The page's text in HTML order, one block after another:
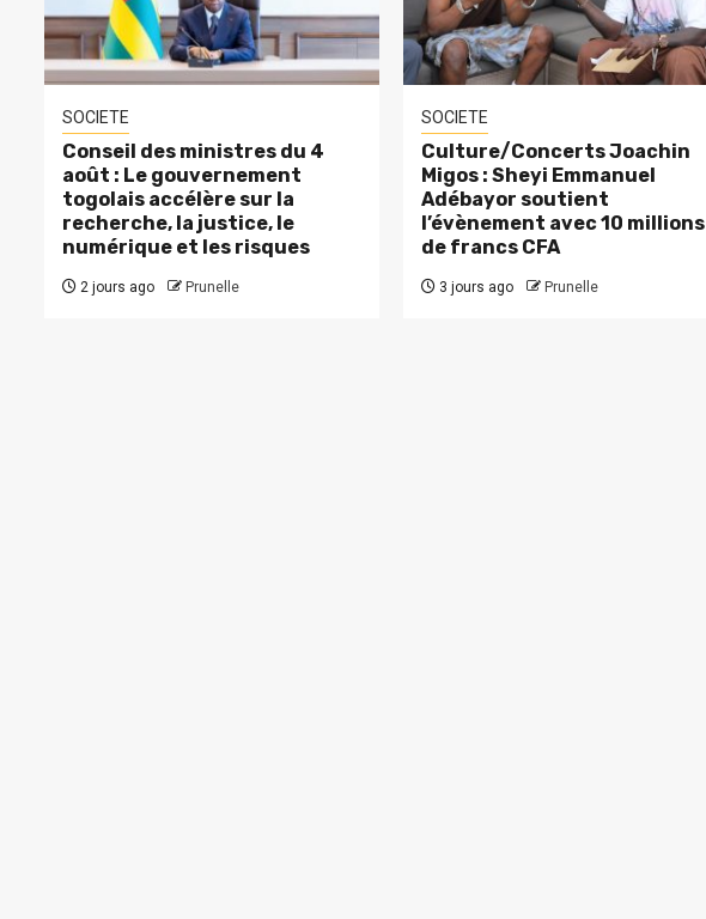
SOCIETE
Conseil des ministres du 4
août : Le gouvernement
togolais accélère sur la
recherche, la justice, le
numérique et les risques
2 jours ago Prunelle
SOCIETE
Culture/Concerts Joachin
Migos : Sheyi Emmanuel
Adébayor soutient
l’évènement avec 10 millions
de francs CFA
3 jours ago Prunelle